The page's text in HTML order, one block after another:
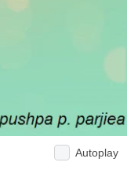
Autoplay